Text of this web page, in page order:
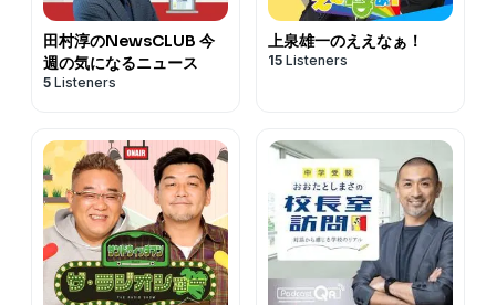
田村淳のNewsCLUB 今
週の気になるニュース
5 Listeners
上泉雄一のええなぁ！
15 Listeners